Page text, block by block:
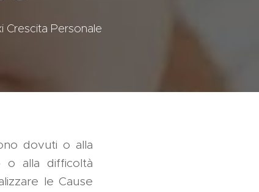
Crescita Personale
dovuti o alla
alla difficoltà
le Cause